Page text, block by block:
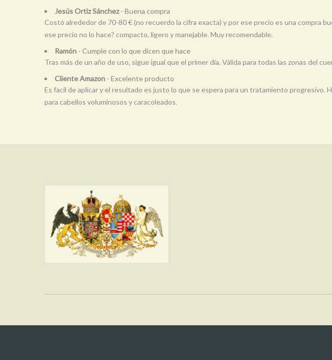
Jesús Ortiz Sánchez- Buena compra
Costó alrededor de 70-80 € (no recuerdo la cifra exacta) y por ese precio es una compra
ese precio no lo hace? compacto, ligero y manejable. Muy recomendable.
Ramón - Cumple con lo que dicen que hace
Tras más de un año de uso, sigue igual que el primer día. Válida para todas las zonas del
Cliente Amazon - Excelente producto
Es facil de aplicar y el resultado es justo lo que se espera para un tratamiento progresivo.
para cabellos voluminosos y caracoleados.